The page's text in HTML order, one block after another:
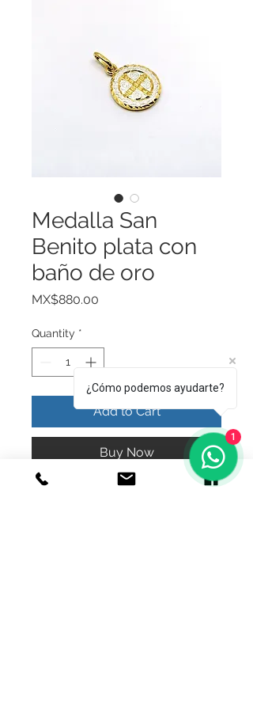
Medalla San
Benito plata con
baño de oro
MX$880.00
Quantity *
Add to Cart
Buy Now
¿Cómo podemos ayudarte?
1